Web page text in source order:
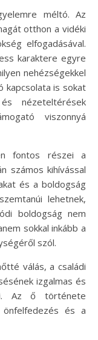
méltó. Az
otthon a vidéki
elfogadásával.
karaktere egyre
nehézségekkel
kapcsolata is sokat
nézeteltérések
viszonnyá
fontos részei a
számos kihívással
és a boldogság
lehetnek,
boldogság nem
sokkal inkább a
szól.
válás, a családi
izgalmas és
Az ő története
és a